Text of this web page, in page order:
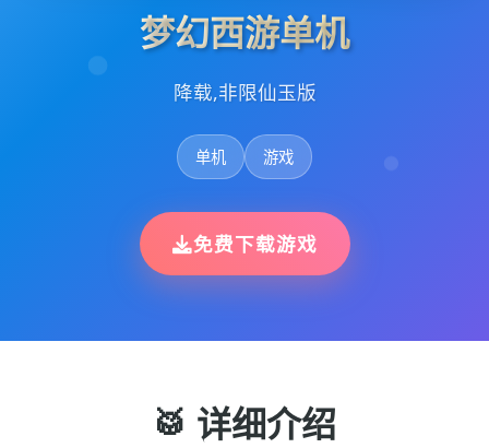
梦幻西游单机
降载,非限仙玉版
单机 游戏
免费下载游戏
🥁 详细介绍